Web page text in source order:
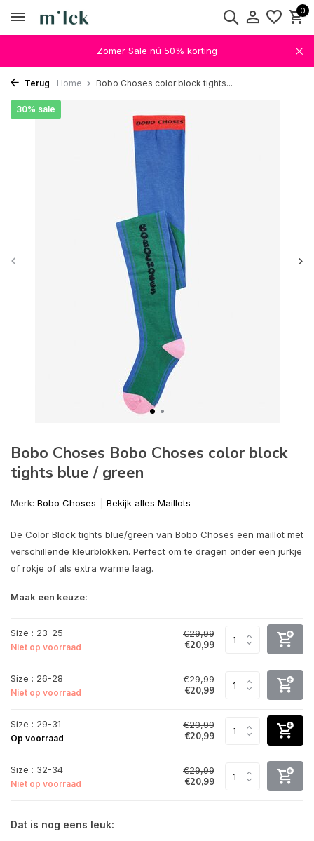
0
Zomer Sale nú 50% korting
Terug Home Bobo Choses color block tights...
Bobo Choses Bobo Choses color block
tights blue / green
30% sale
Merk: Bobo Choses Bekijk alles Maillots
De Color Block tights blue/green van Bobo Choses een maillot met
verschillende kleurblokken. Perfect om te dragen onder een jurkje
of rokje of als extra warme laag.
Maak een keuze:
Size : 23-25
Niet op voorraad
€29,99
€20,99
Size : 26-28
Niet op voorraad
€29,99
€20,99
Size : 29-31
Op voorraad
€29,99
€20,99
Size : 32-34
Niet op voorraad
€29,99
€20,99
Dat is nog eens leuk: